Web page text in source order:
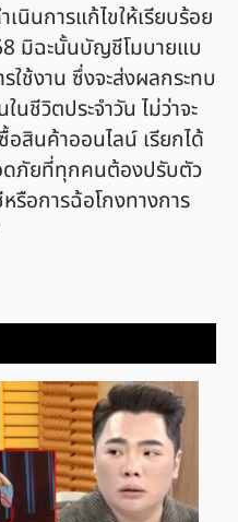
นการแก้ไขให้เรียบร้อย
มิฉะนั้นบัญชีโมบายแบ
ช้งาน ซึ่งจะส่งผลกระทบ
นชีวิตประจำวัน ไม่ว่าจะ
อสินค้าออนไลน์ เรียกได้
ดภัยที่ทุกคนต้องปรับตัว
อการฉ้อโกงทางการ